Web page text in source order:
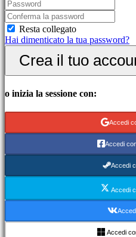
picchiaduro
Demo
Community
Eventi
gioco
Media
Forum
Gifts
Plays
FAQ
Resta collegato
Hai dimenticato la tua password?
Crea il tuo
o inizia la sessione con:
Accedi
Accedi
Accedi
Accedi
Accedi